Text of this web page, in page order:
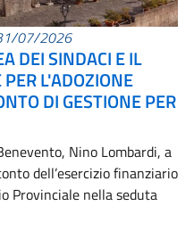
07/2026
DEI SINDACI E IL
L'ADOZIONE
DI GESTIONE PER
Nino Lombardi, a
dell’esercizio finanziario
Provinciale nella seduta